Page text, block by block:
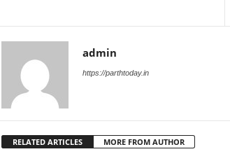
admin
https://parthtoday.in
RELATED ARTICLES MORE FROM AUTHOR